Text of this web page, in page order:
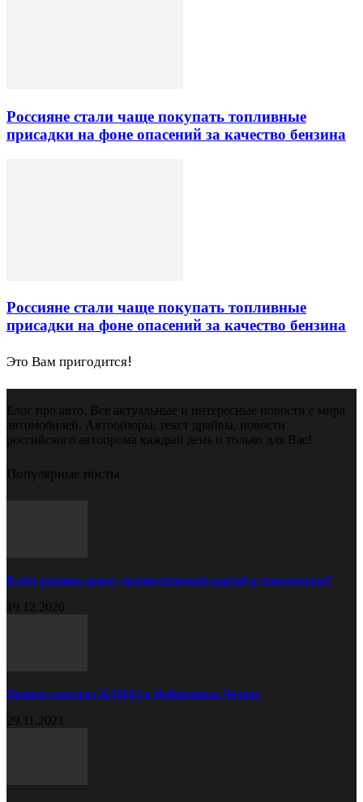
Россияне стали чаще покупать топливные
присадки на фоне опасений за качество бензина
Россияне стали чаще покупать топливные
присадки на фоне опасений за качество бензина
Это Вам пригодится!
Блог про авто. Все актуальные и интересные новости с мира
автомобилей. Автообзоры, текст драйвы, новости
российского автопрома каждый день и только для Вас!
Популярные посты
В чём разница между диагностической картой и техосмотром?
19.12.2020
Прицеп самосвал КАМАЗ в Набережных Челнах
29.11.2021